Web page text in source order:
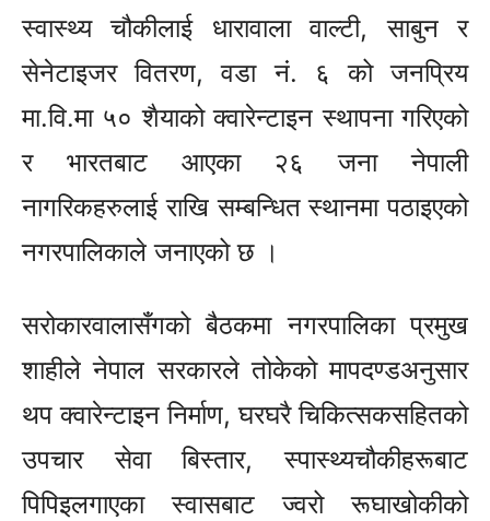
स्वास्थ्य चौकीलाई धारावाला वाल्टी, साबुन र
सेनेटाइजर वितरण, वडा नं. ६ को जनप्रिय
मा.वि.मा ५० शैयाको क्वारेन्टाइन स्थापना गरिएको
र भारतबाट आएका २६ जना नेपाली
नागरिकहरुलाई राखि सम्बन्धित स्थानमा पठाइएको
नगरपालिकाले जनाएको छ ।
सरोकारवालासँगको बैठकमा नगरपालिका प्रमुख
शाहीले नेपाल सरकारले तोकेको मापदण्डअनुसार
थप क्वारेन्टाइन निर्माण, घरघरै चिकित्सकसहितको
उपचार सेवा बिस्तार, स्पास्थ्यचौकीहरूबाट
पिपिइलगाएका स्वासबाट ज्वरो रूघाखोकीको